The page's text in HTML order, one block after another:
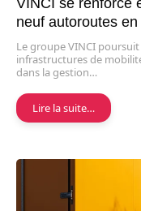
neuf autoroutes
Le groupe VINCI
infrastructures de
dans la gestion…
Lire la suite…